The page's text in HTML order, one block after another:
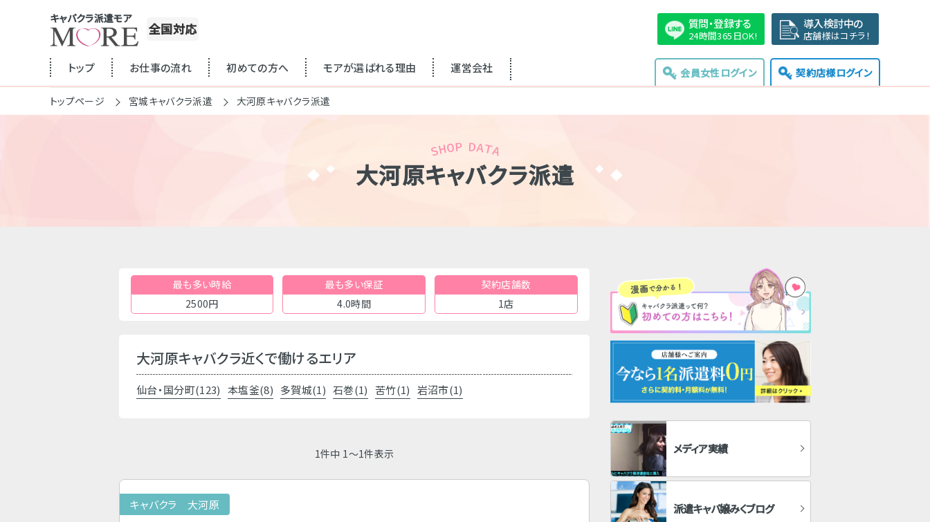
キャバクラ派遣モア
全国対応 質問・登録する
24時間365日OK!
導入検討中の
店舗様はコチラ！
トップ お仕事の流れ 初めての方へ モアが選ばれる理由 運営会社 会員女性ログイン 契約店様ログイン
トップページ 宮城キャバクラ派遣 大河原キャバクラ派遣
大河原キャバクラ派遣
最も多い時給
2500円
最も多い保証
4.0時間
契約店舗数
1店
大河原キャバクラ近くで働けるエリア
仙台・国分町(123) 本塩釜(8) 多賀城(1) 石巻(1) 苦竹(1) 岩沼市(1)
1件中 1～1件表示
キャバクラ 大河原
メディア実績
派遣キャバ嬢みくブログ